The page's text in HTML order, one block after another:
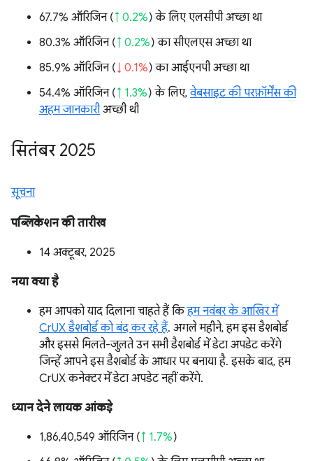
67.7% ऑरिजिन (↑ 0.2%) के लिए एलसीपी अच्छा था
80.3% ऑरिजिन (↑ 0.2%) का सीएलएस अच्छा था
85.9% ऑरिजिन (↓ 0.1%) का आईएनपी अच्छा था
54.4% ऑरिजिन (↑ 1.3%) के लिए,वेबसाइट की परफ़ॉर्मेंस की
अहम जानकारीअच्छी थी
सितंबर 2025
सूचना
पब्लिकेशन की तारीख
14 अक्टूबर, 2025
नया क्या है
हम आपको याद दिलाना चाहते हैं किहम नवंबर के आखिर में
CrUX डैशबोर्ड को बंद कर रहे हैं. अगले महीने, हम इस डैशबोर्ड
और इससे मिलते-जुलते उन सभी डैशबोर्ड में डेटा अपडेट करेंगे
जिन्हें आपने इस डैशबोर्ड के आधार पर बनाया है. इसके बाद, हम
CrUX कनेक्टर में डेटा अपडेट नहीं करेंगे.
ध्यान देने लायक आंकड़े
1,86,40,549 ऑरिजिन (↑ 1.7%)